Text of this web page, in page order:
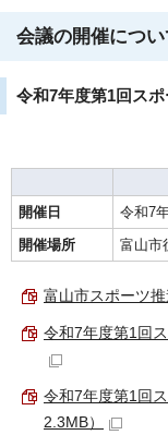
会議の開催につい
令和7年度第1回ス
開催日
令和7
開催場所
富山市
富山市スポーツ
令和7年度第1回
令和7年度第1回
2.3MB）